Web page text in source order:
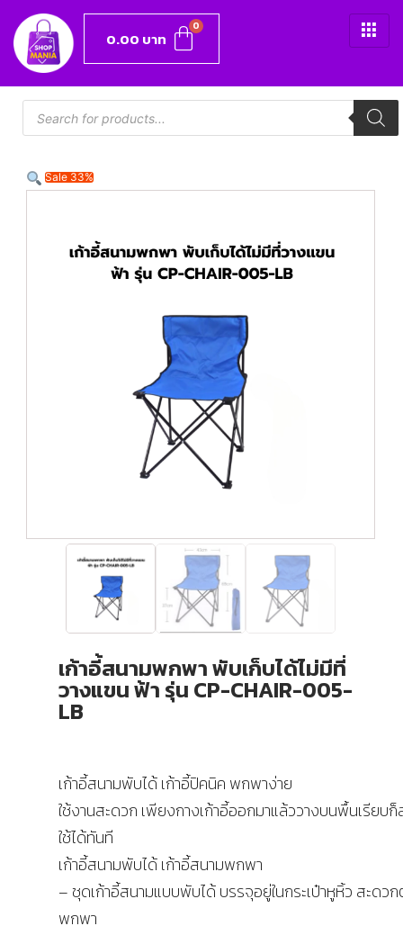
0.00 บาท
Sale 33%
เก้าอี้สนามพกพา พับเก็บได้ไม่มีที่
วางแขน ฟ้า รุ่น CP-CHAIR-005-
LB
เก้าอี้สนามพับได้ เก้าอี้ปิคนิค พกพาง่าย
ใช้งานสะดวก เพียงกางเก้าอี้ออกมาแล้ววางบนพื้นเรียบก็
ใช้ได้ทันที
เก้าอี้สนามพับได้ เก้าอี้สนามพกพา
– ชุดเก้าอี้สนามแบบพับได้ บรรจุอยู่ในกระเป๋าหูหิ้ว สะดว
พกพา